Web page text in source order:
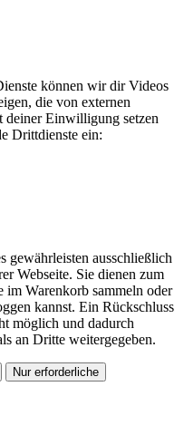
können wir dir Videos
die von externen
deiner Einwilligung setzen
Drittdienste ein:
gewährleisten ausschließlich
Webseite. Sie dienen zum
im Warenkorb sammeln oder
kannst. Ein Rückschluss
möglich und dadurch
an Dritte weitergegeben.
Nur erforderliche